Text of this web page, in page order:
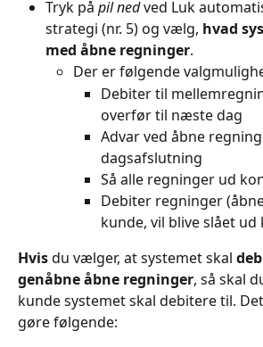
Tryk på pil ned ved Luk
strategi (nr. 5) og vælg, hvad
med åbne regninger.
Der er følgende
Debiter til
overfør til næste dag
Advar ved åbne
dagsafslutning
Så alle regninger ud
Debiter regninger
kunde, vil blive slået
Hvis du vælger, at systemet skal
genåbne åbne regninger, så skal
kunde systemet skal debitere til.
gøre følgende: